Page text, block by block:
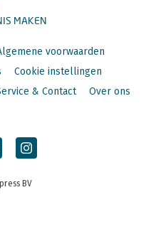
MAKEN
voorwaarden
Cookie instellingen
& Contact Over ons
BV